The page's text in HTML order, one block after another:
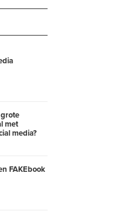
met
media?
FAKEbook